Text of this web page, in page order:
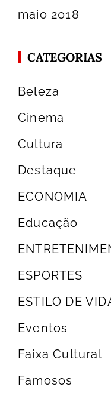
maio 2018
CATEGORIAS
Beleza
Cinema
Cultura
Destaque
ECONOMIA
Educação
ESPORTES
ESTILO DE
Eventos
Faixa Cultural
Famosos